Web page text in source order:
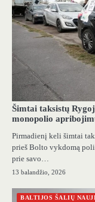
Šimtai taksistų
monopolio
Pirmadienį keli šimtai
prieš Bolto vykdomą
prie savo…
13 balandžio, 2026
BALTIJOS ŠALIŲ